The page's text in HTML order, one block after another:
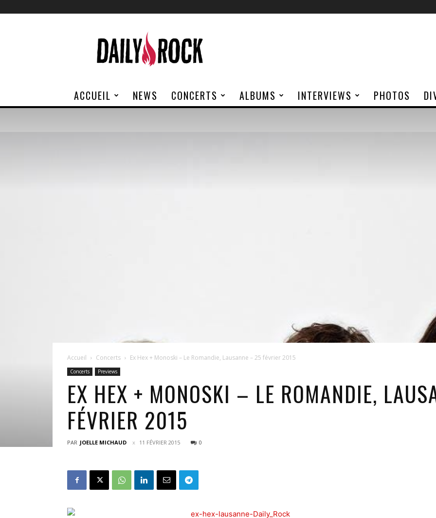
Rock
ACCUEIL NEWS CONCERTS ALBUMS INTERVIEWS PHOTOS
Accueil Concerts Ex Hex + Monoski – Le Romandie, Lausanne – 25 février 2015
Concerts Previews
EX HEX + MONOSKI – LE ROMANDIE,
FÉVRIER 2015
PAR JOELLE MICHAUD 11 FÉVRIER 2015 0